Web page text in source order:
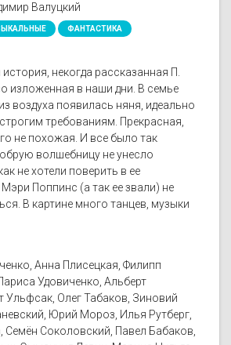
Валуцкий
ФАНТАСТИКА
некогда рассказанная П.
изложенная в наши дни. В семье
воздуха появилась няня, идеально
требованиям. Прекрасная,
не похожая. И все было так
волшебницу не унесло
не хотели поверить в ее
Поппинс (а так ее звали) не
В картине много танцев, музыки
Анна Плисецкая, Филипп
Удовиченко, Альберт
Ульфсак, Олег Табаков, Зиновий
Юрий Мороз, Илья Рутберг,
Семён Соколовский, Павел Бабаков,